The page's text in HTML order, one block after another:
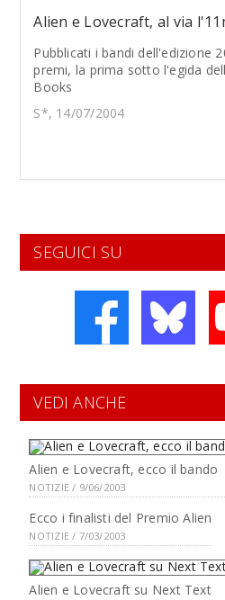
Alien e Lovecraft, al via
Pubblicati i bandi dell'edizione
premi, la prima sotto l'egida
Books
S*, 14/07/2004
SEGUICI SU
VEDI ANCHE
Alien e Lovecraft, ecco il bando
NOTIZIE / 9/06/2003
Ecco i finalisti del Premio Alien
NOTIZIE / 7/03/2003
Alien e Lovecraft su Next Text